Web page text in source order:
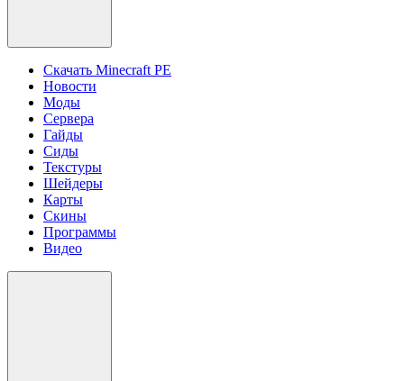
Скачать Minecraft PE
Новости
Моды
Сервера
Гайды
Сиды
Текстуры
Шейдеры
Карты
Скины
Программы
Видео